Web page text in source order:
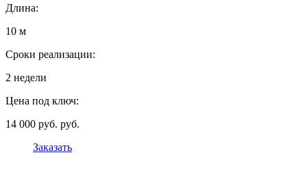
Длина:
10 м
Сроки реализации:
2 недели
Цена под ключ:
14 000 руб. руб.
Заказать